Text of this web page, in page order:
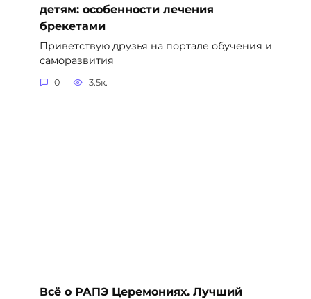
детям: особенности лечения
брекетами
Приветствую друзья на портале обучения и
саморазвития
0 3.5к.
Всё о РАПЭ Церемониях. Лучший